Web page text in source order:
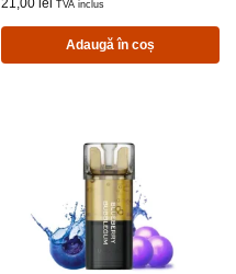
21,00 lei TVA inclus
Adaugă în coș